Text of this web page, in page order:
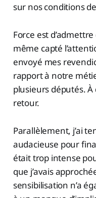
sur nos conditions
Force est d’admettre
même capté
envoyé mes
rapport à notre
plusieurs députés. À
retour.
Parallèlement, j’ai
audacieuse pour
était trop intense
que j’avais
sensibilisation n’a